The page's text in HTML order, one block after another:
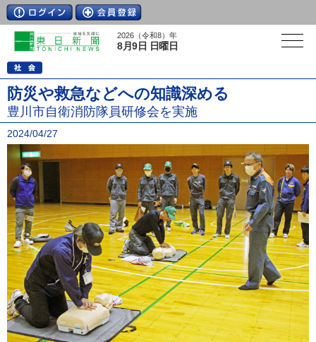
2026（令和8）年
8月9日 日曜日
防災や救急などへの知識深める
豊川市自衛消防隊員研修会を実施
2024/04/27